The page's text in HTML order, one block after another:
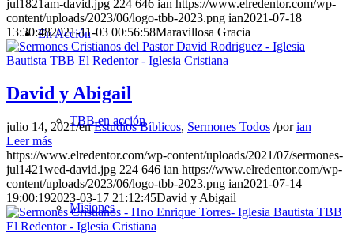
En Acción
TBB en acción
Misiones
jul1821am-david.jpg 224 646 ian https://www.elredentor.com/wp-
content/uploads/2023/06/logo-tbb-2023.png ian2021-07-18
13:30:482021-11-03 00:56:58Maravillosa Gracia
David y Abigail
julio 14, 2021/enEstudios Bíblicos, Sermones Todos /porian
Leer más
https://www.elredentor.com/wp-content/uploads/2021/07/sermones-
jul1421wed-david.jpg 224 646 ian https://www.elredentor.com/wp-
content/uploads/2023/06/logo-tbb-2023.png ian2021-07-14
19:00:192023-03-17 21:12:45David y Abigail